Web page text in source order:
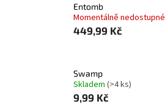
Entomb
Momentálně nedostupné
449,99 Kč
Swamp
Skladem (>4 ks)
9,99 Kč